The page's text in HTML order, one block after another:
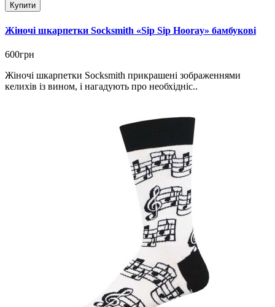
Купити
Жіночі шкарпетки Socksmith «Sip Sip Hooray» бамбукові
600грн
Жіночі шкарпетки Socksmith прикрашені зображеннями
келихів із вином, і нагадують про необхідніс..